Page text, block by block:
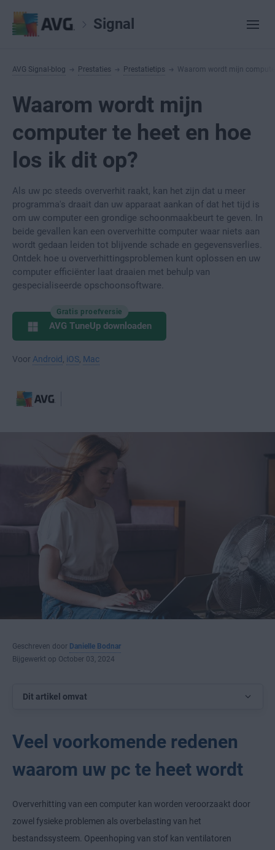
Signal
AVG Signal-blog Prestaties Prestatietips Waarom wordt mijn
Waarom wordt mijn
computer te heet en hoe
los ik dit op?
Als uw pc steeds oververhit raakt, kan het zijn dat u meer
programma's draait dan uw apparaat aankan of dat het tijd is
om uw computer een grondige schoonmaakbeurt te geven. In
beide gevallen kan een oververhitte computer waar niets aan
wordt gedaan leiden tot blijvende schade en gegevensverlies.
Ontdek hoe u oververhittingsproblemen kunt oplossen en uw
computer efficiënter laat draaien met behulp van
gespecialiseerde opschoonsoftware.
Gratis proefversie
AVG TuneUp downloaden
Voor Android iOS Mac
Geschreven door Danielle Bodnar
Bijgewerkt op October 03, 2024
Dit artikel omvat
Veel voorkomende redenen
waarom uw pc te heet wordt
Oververhitting van een computer kan worden veroorzaakt door
zowel fysieke problemen als overbelasting van het
bestandssysteem. Opeenhoping van stof kan ventilatoren